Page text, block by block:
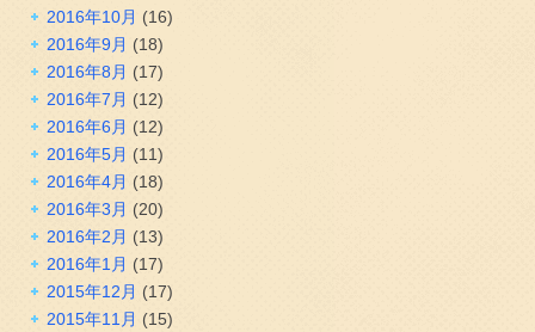
2016年10月 (16)
2016年9月 (18)
2016年8月 (17)
2016年7月 (12)
2016年6月 (12)
2016年5月 (11)
2016年4月 (18)
2016年3月 (20)
2016年2月 (13)
2016年1月 (17)
2015年12月 (17)
2015年11月 (15)